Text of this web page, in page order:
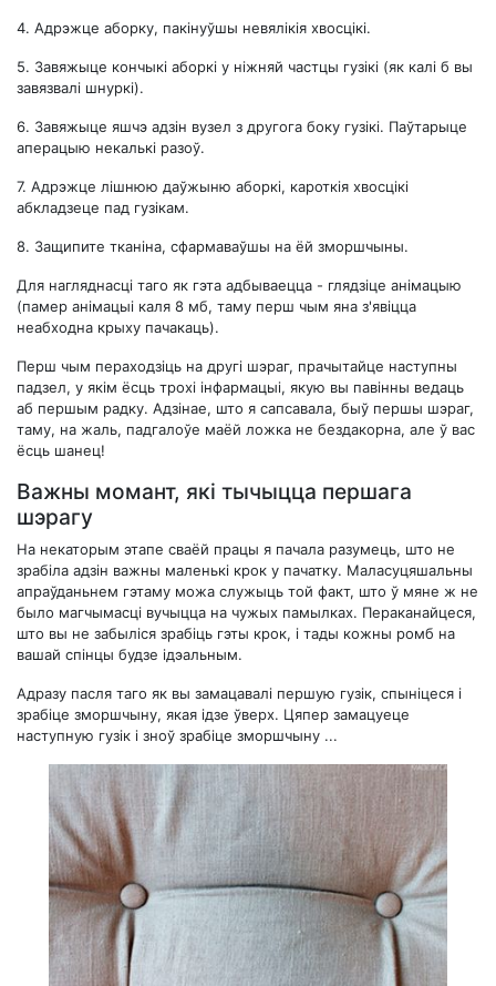
4. Адрэжце аборку, пакінуўшы невялікія хвосцікі.
5. Завяжыце кончыкі аборкі у ніжняй частцы гузікі (як калі б вы
завязвалі шнуркі).
6. Завяжыце яшчэ адзін вузел з другога боку гузікі. Паўтарыце
аперацыю некалькі разоў.
7. Адрэжце лішнюю даўжыню аборкі, кароткія хвосцікі
абкладзеце пад гузікам.
8. Защипите тканіна, сфармаваўшы на ёй зморшчыны.
Для нагляднасці таго як гэта адбываецца - глядзіце анімацыю
(памер анімацыі каля 8 мб, таму перш чым яна з'явіцца
неабходна крыху пачакаць).
Перш чым пераходзіць на другі шэраг, прачытайце наступны
падзел, у якім ёсць трохі інфармацыі, якую вы павінны ведаць
аб першым радку. Адзінае, што я сапсавала, быў першы шэраг,
таму, на жаль, падгалоўе маёй ложка не бездакорна, але ў вас
ёсць шанец!
Важны момант, які тычыцца першага
шэрагу
На некаторым этапе сваёй працы я пачала разумець, што не
зрабіла адзін важны маленькі крок у пачатку. Маласуцяшальны
апраўданьнем гэтаму можа служыць той факт, што ў мяне ж не
было магчымасці вучыцца на чужых памылках. Пераканайцеся,
што вы не забыліся зрабіць гэты крок, і тады кожны ромб на
вашай спінцы будзе ідэальным.
Адразу пасля таго як вы замацавалі першую гузік, спыніцеся і
зрабіце зморшчыну, якая ідзе ўверх. Цяпер замацуеце
наступную гузік і зноў зрабіце зморшчыну ...